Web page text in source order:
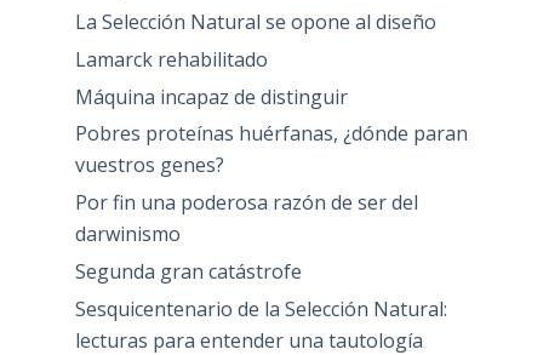
La Selección Natural se opone al diseño
Lamarck rehabilitado
Máquina incapaz de distinguir
Pobres proteínas huérfanas, ¿dónde paran
vuestros genes?
Por fin una poderosa razón de ser del
darwinismo
Segunda gran catástrofe
Sesquicentenario de la Selección Natural:
lecturas para entender una tautología